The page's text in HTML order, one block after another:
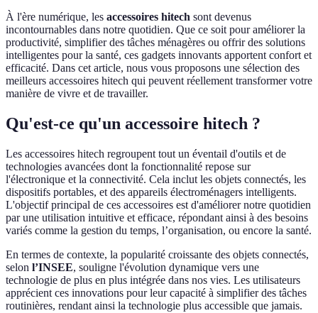
À l'ère numérique, les accessoires hitech sont devenus
incontournables dans notre quotidien. Que ce soit pour améliorer la
productivité, simplifier des tâches ménagères ou offrir des solutions
intelligentes pour la santé, ces gadgets innovants apportent confort et
efficacité. Dans cet article, nous vous proposons une sélection des
meilleurs accessoires hitech qui peuvent réellement transformer votre
manière de vivre et de travailler.
Qu'est-ce qu'un accessoire hitech ?
Les accessoires hitech regroupent tout un éventail d'outils et de
technologies avancées dont la fonctionnalité repose sur
l'électronique et la connectivité. Cela inclut les objets connectés, les
dispositifs portables, et des appareils électroménagers intelligents.
L'objectif principal de ces accessoires est d'améliorer notre quotidien
par une utilisation intuitive et efficace, répondant ainsi à des besoins
variés comme la gestion du temps, l’organisation, ou encore la santé.
En termes de contexte, la popularité croissante des objets connectés,
selon l’INSEE, souligne l'évolution dynamique vers une
technologie de plus en plus intégrée dans nos vies. Les utilisateurs
apprécient ces innovations pour leur capacité à simplifier des tâches
routinières, rendant ainsi la technologie plus accessible que jamais.